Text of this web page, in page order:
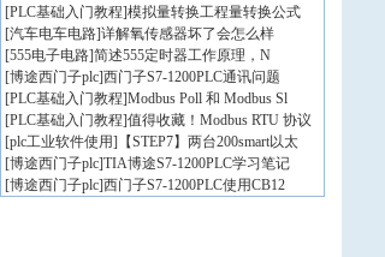
[PLC基础入门教程]模拟量转换工程量转换公式
[汽车电车电路]详解氧传感器坏了会怎么样
[555电子电路]简述555定时器工作原理，N
[博途西门子plc]西门子S7-1200PLC通讯问题
[PLC基础入门教程]Modbus Poll 和 Modbus Sl
[PLC基础入门教程]值得收藏！Modbus RTU 协议
[plc工业软件使用] 【STEP7】两台200smart以太
[博途西门子plc]TIA博途S7-1200PLC学习笔记
[博途西门子plc]西门子S7-1200PLC使用CB12